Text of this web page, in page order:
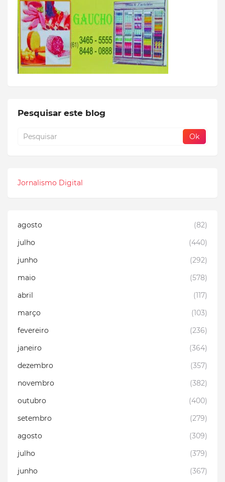
Pesquisar este blog
Jornalismo Digital
agosto
(82)
julho
(440)
junho
(292)
maio
(578)
abril
(117)
março
(103)
fevereiro
(236)
janeiro
(364)
dezembro
(357)
novembro
(382)
outubro
(400)
setembro
(279)
agosto
(309)
julho
(379)
junho
(367)